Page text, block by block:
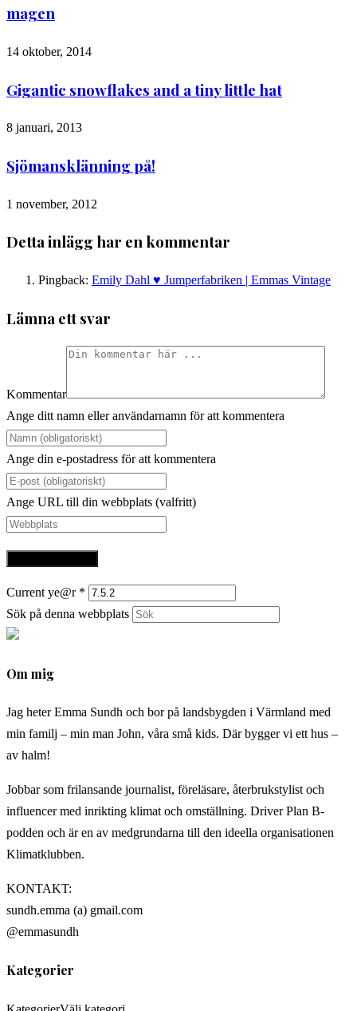
magen
14 oktober, 2014
Gigantic snowflakes and a tiny little hat
8 januari, 2013
Sjömansklänning på!
1 november, 2012
Detta inlägg har en kommentar
Pingback: Emily Dahl ♥ Jumperfabriken | Emmas Vintage
Lämna ett svar
Kommentar
Ange ditt namn eller användarnamn för att kommentera
Ange din e-postadress för att kommentera
Ange URL till din webbplats (valfritt)
Current ye@r *
Sök på denna webbplats
Om mig
Jag heter Emma Sundh och bor på landsbygden i Värmland med
min familj – min man John, våra små kids. Där bygger vi ett hus –
av halm!
Jobbar som frilansande journalist, föreläsare, återbrukstylist och
influencer med inrikting klimat och omställning. Driver Plan B-
podden och är en av medgrundarna till den ideella organisationen
Klimatklubben.
KONTAKT:
sundh.emma (a) gmail.com
@emmasundh
Kategorier